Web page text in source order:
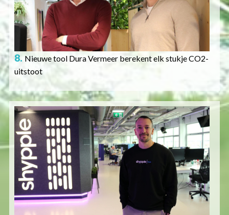
8.Nieuwe tool Dura Vermeer berekent elk stukje CO2-
uitstoot
Afbeelding